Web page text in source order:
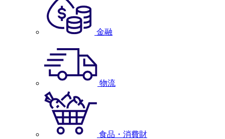
金融
物流
食品・消費財